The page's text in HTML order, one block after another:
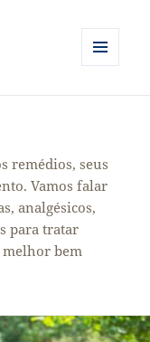
remédios, seus
Vamos falar
analgésicos,
para tratar
melhor bem